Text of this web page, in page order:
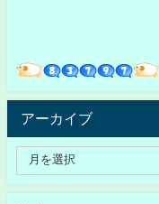
アーカイブ